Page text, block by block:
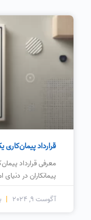
قرارداد پیمان‌کاری
معرفی قرارداد
پیمانکاران در دنیای
آگوست 9, 2024